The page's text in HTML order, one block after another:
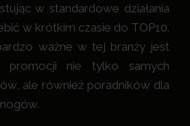
w standardowe działania
w krótkim czasie do TOP10.
ważne w tej branży jest
promocji nie tylko samych
ale również poradników dla